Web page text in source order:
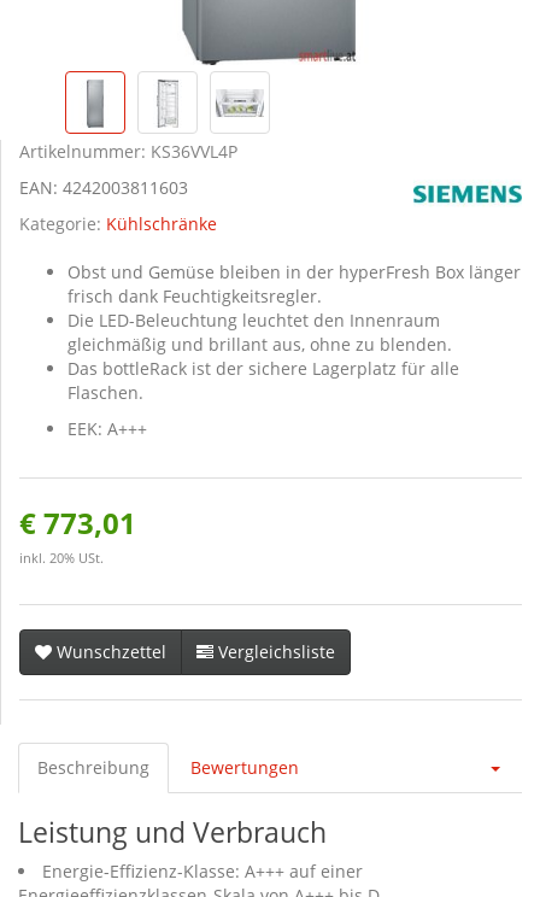
Artikelnummer: KS36VVL4P
EAN: 4242003811603
Kategorie: Kühlschränke
Obst und Gemüse bleiben in der hyperFresh Box länger
frisch dank Feuchtigkeitsregler.
Die LED-Beleuchtung leuchtet den Innenraum
gleichmäßig und brillant aus, ohne zu blenden.
Das bottleRack ist der sichere Lagerplatz für alle
Flaschen.
EEK: A+++
€ 773,01
inkl. 20% USt.
Wunschzettel Vergleichsliste
Beschreibung Bewertungen
Leistung und Verbrauch
Energie-Effizienz-Klasse: A+++ auf einer